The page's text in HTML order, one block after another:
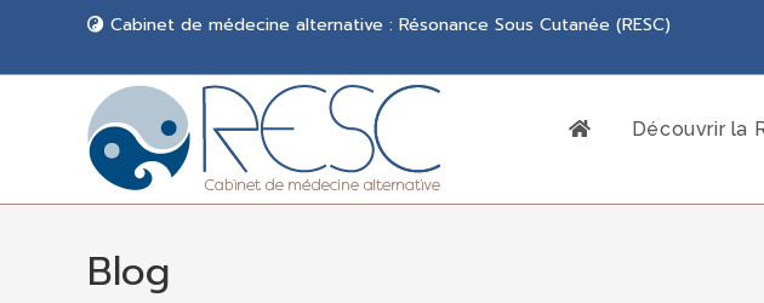
Cabinet de médecine alternative : Résonance Sous Cutanée (RESC)
Découvrir la
Blog